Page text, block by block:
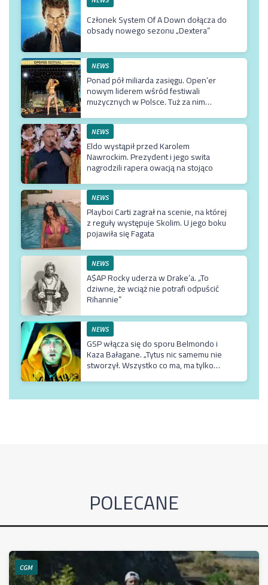
Członek System Of A Down dołącza do
obsady nowego sezonu „Dextera”
NEWS
Ponad pół miliarda zasięgu. Open’er
nowym liderem wśród festiwali
muzycznych w Polsce. Tuż za nim
NEWS
Eldo wystąpił przed Karolem
Nawrockim. Prezydent i jego swita
nagrodzili rapera owacją na stojąco
NEWS
Playboi Carti zagrał na scenie, na której
z reguły występuje Skolim. U jego boku
pojawiła się Fagata
NEWS
A$AP Rocky uderza w Drake’a. „To
dziwne, że wciąż nie potrafi odpuścić
Rihannie”
NEWS
GSP włącza się do sporu Belmondo i
Kaza Bałagane. „Tytus nic samemu nie
stworzył. Wszystko co ma, ma tylko
TVN-ie”
POLECANE
CGM